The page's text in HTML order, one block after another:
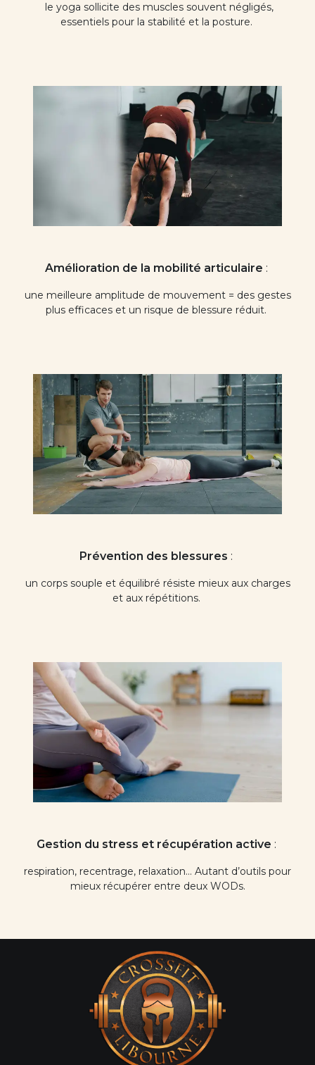
le yoga sollicite des muscles souvent négligés,
essentiels pour la stabilité et la posture.
Amélioration de la mobilité articulaire :
une meilleure amplitude de mouvement = des gestes
plus efficaces et un risque de blessure réduit.
Prévention des blessures :
un corps souple et équilibré résiste mieux aux charges
et aux répétitions.
Gestion du stress et récupération active :
respiration, recentrage, relaxation… Autant d’outils pour
mieux récupérer entre deux WODs.